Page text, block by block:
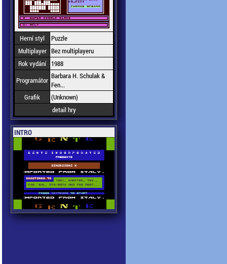
Herní styl
Puzzle
Multiplayer Bez multiplayeru
Rok vydání
1988
Programátor Barbara H. Schulak &
Fen...
Grafik
(Unknown)
detail hry
INTRO